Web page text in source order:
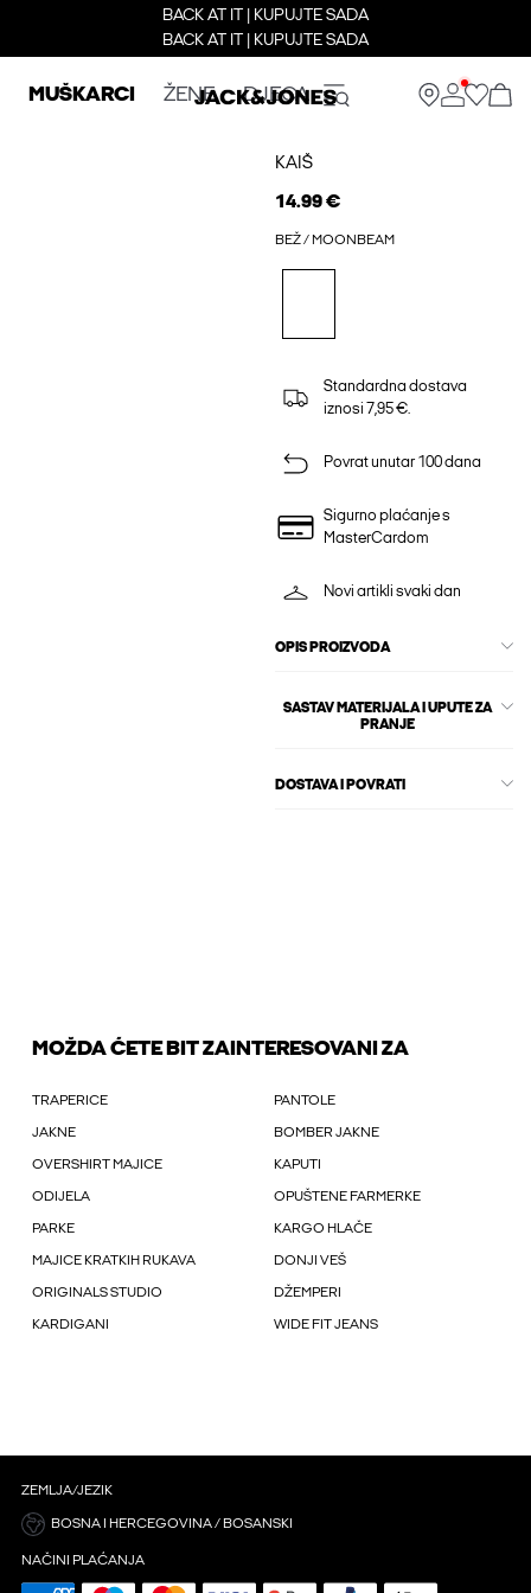
BACK AT IT | KUPUJTE SADA
BACK AT IT | KUPUJTE SADA
MUŠKARCI ŽENE DJECA
KAIŠ
14.99 €
BEŽ / MOONBEAM
Standardna dostava
iznosi 7,95 €.
Povrat unutar 100 dana
Sigurno plaćanje s
MasterCardom
Novi artikli svaki dan
OPIS PROIZVODA
SASTAV MATERIJALA I UPUTE ZA
PRANJE
DOSTAVA I POVRATI
MOŽDA ĆETE BIT ZAINTERESOVANI ZA
TRAPERICE PANTOLE
JAKNE BOMBER JAKNE
OVERSHIRT MAJICE KAPUTI
ODIJELA OPUŠTENE FARMERKE
PARKE KARGO HLAČE
MAJICE KRATKIH RUKAVA DONJI VEŠ
ORIGINALS STUDIO DŽEMPERI
KARDIGANI WIDE FIT JEANS
ZEMLJA/JEZIK
BOSNA I HERCEGOVINA / BOSANSKI
NAČINI PLAĆANJA